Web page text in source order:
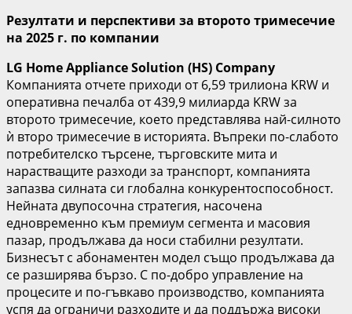
Резултати и перспективи за второто тримесечие
на 2025 г. по компании
LG Home Appliance Solution (HS) Company
Компанията отчете приходи от 6,59 трилиона KRW и
оперативна печалба от 439,9 милиарда KRW за
второто тримесечие, което представлява най-силното
ѝ второ тримесечие в историята. Въпреки по-слабото
потребителско търсене, търговските мита и
нарастващите разходи за транспорт, компанията
запазва силната си глобална конкурентоспособност.
Нейната двупосочна стратегия, насочена
едновременно към премиум сегмента и масовия
пазар, продължава да носи стабилни резултати.
Бизнесът с абонаментен модел също продължава да
се разширява бързо. С по-добро управление на
процесите и по-гъвкаво производство, компанията
успя да ограничи разходите и да поддържа високи